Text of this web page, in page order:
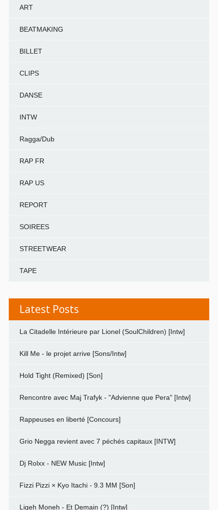
ART
BEATMAKING
BILLET
CLIPS
DANSE
INTW
Ragga/Dub
RAP FR
RAP US
REPORT
SOIREES
STREETWEAR
TAPE
Latest Posts
La Citadelle Intérieure par Lionel (SoulChildren) [Intw]
Kill Me - le projet arrive [Sons/Intw]
Hold Tight (Remixed) [Son]
Rencontre avec Maj Trafyk - "Advienne que Pera" [Intw]
Rappeuses en liberté [Concours]
Grio Negga revient avec 7 péchés capitaux [INTW]
Dj Rolxx - NEW Music [Intw]
Fizzi Pizzi × Kyo Itachi - 9.3 MM [Son]
Ligeh Moneh - Et Demain (?) [Intw]